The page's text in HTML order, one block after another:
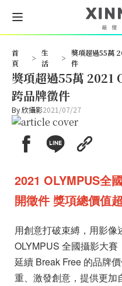
首
頁
>
生
活
>
獎項超過55萬
件
獎項超過55萬 2021
跨品牌徵件
By欣攝影2021/07/27
2021 OLYMPUS全
開徵件 獎項總價值
用創意打破束縛，用影
OLYMPUS 全國攝影大賽
延續 Break Free 的品牌
重、激發創意，提供更加